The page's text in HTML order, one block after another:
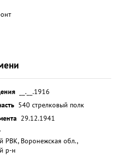
__.__.1916
540 стрелковый полк
29.12.1941
РВК, Воронежская обл.,
р-н